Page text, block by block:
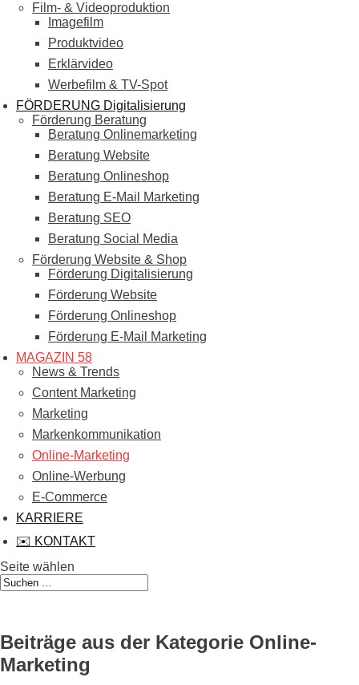
Film- & Videoproduktion
Imagefilm
Produktvideo
Erklärvideo
Werbefilm & TV-Spot
FÖRDERUNG Digitalisierung
Förderung Beratung
Beratung Onlinemarketing
Beratung Website
Beratung Onlineshop
Beratung E-Mail Marketing
Beratung SEO
Beratung Social Media
Förderung Website & Shop
Förderung Digitalisierung
Förderung Website
Förderung Onlineshop
Förderung E-Mail Marketing
MAGAZIN 58
News & Trends
Content Marketing
Marketing
Markenkommunikation
Online-Marketing
Online-Werbung
E-Commerce
KARRIERE
✉️ KONTAKT
Seite wählen
Beiträge aus der Kategorie Online-
Marketing